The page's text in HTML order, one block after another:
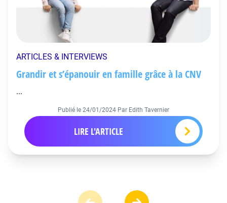
ARTICLES & INTERVIEWS
Grandir et s’épanouir en famille grâce à la CNV
...
Publié le 24/01/2024 Par Edith Tavernier
LIRE L'ARTICLE